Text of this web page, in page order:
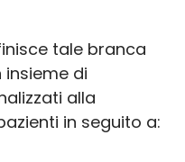
tale branca
di
alla
in seguito a: